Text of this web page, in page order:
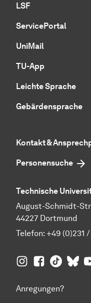
LSF
ServicePortal
UniMail
TU-App
Leichte Sprache
Gebärdensprache
Kontakt &
Personensuche
Technische
August-Schmidt-
44227 Dortmund
Telefon: +49 (0)231 /
TU Dortmund
TU TU TU
Anregungen?